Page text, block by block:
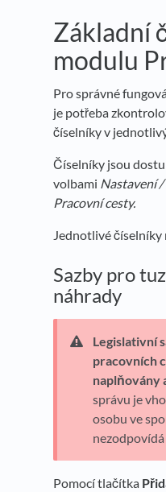
Základní
modulu
Pro správné
je potřeba
číselníky v
Číselníky jsou
volbami Nastavení
Pracovní cesty.
Jednotlivé číselníky
Sazby pro
náhrady
Legislativní
pracovních
naplňovány
správu je
osobu ve
Pomocí tlačítka